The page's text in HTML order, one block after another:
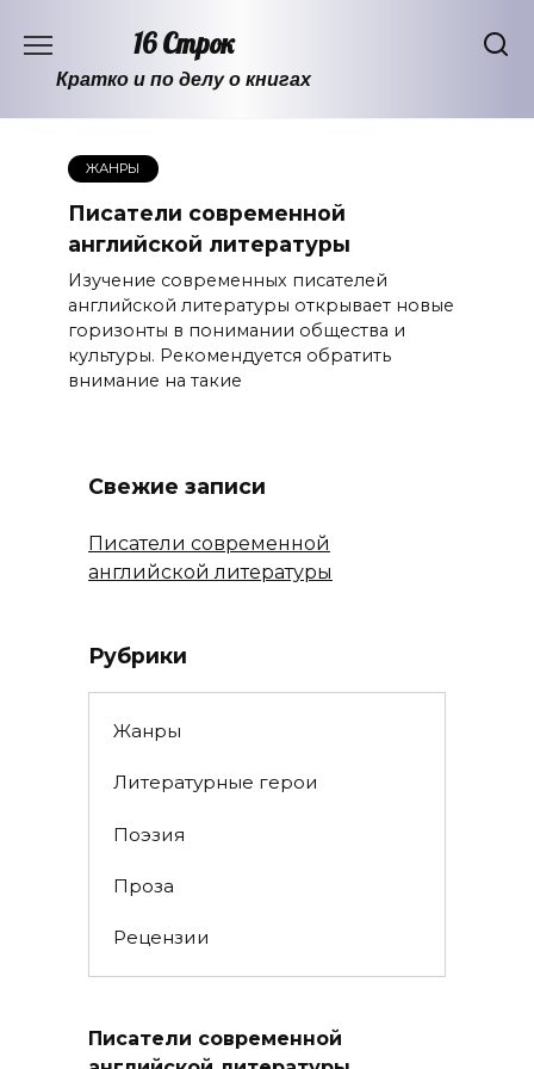
содержанию
16 Строк
Кратко и по делу о книгах
ЖАНРЫ
Писатели современной
английской литературы
Изучение современных писателей
английской литературы открывает новые
горизонты в понимании общества и
культуры. Рекомендуется обратить
внимание на такие
Свежие записи
Писатели современной
английской литературы
Рубрики
Жанры
Литературные герои
Поэзия
Проза
Рецензии
Писатели современной